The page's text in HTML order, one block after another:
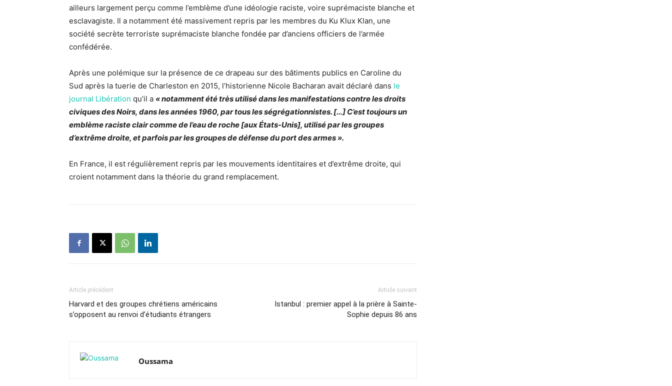
ailleurs largement perçu comme l’emblème d’une idéologie raciste, voire suprémaciste blanche et
esclavagiste. Il a notamment été massivement repris par les membres du Ku Klux Klan, une
société secrète terroriste suprémaciste blanche fondée par d’anciens officiers de l’armée
confédérée.
Après une polémique sur la présence de ce drapeau sur des bâtiments publics en Caroline du
Sud après la tuerie de Charleston en 2015, l’historienne Nicole Bacharan avait déclaré dans le
journal Libération qu’il a « notamment été très utilisé dans les manifestations contre les droits
civiques des Noirs, dans les années 1960, par tous les ségrégationnistes. […] C’est toujours un
emblème raciste clair comme de l’eau de roche [aux États-Unis], utilisé par les groupes
d’extrême droite, et parfois par les groupes de défense du port des armes ».
En France, il est régulièrement repris par les mouvements identitaires et d’extrême droite, qui
croient notamment dans la théorie du grand remplacement.
Article précédent
Harvard et des groupes chrétiens américains
s’opposent au renvoi d’étudiants étrangers
Article suivant
Istanbul : premier appel à la prière à Sainte-
Sophie depuis 86 ans
Oussama